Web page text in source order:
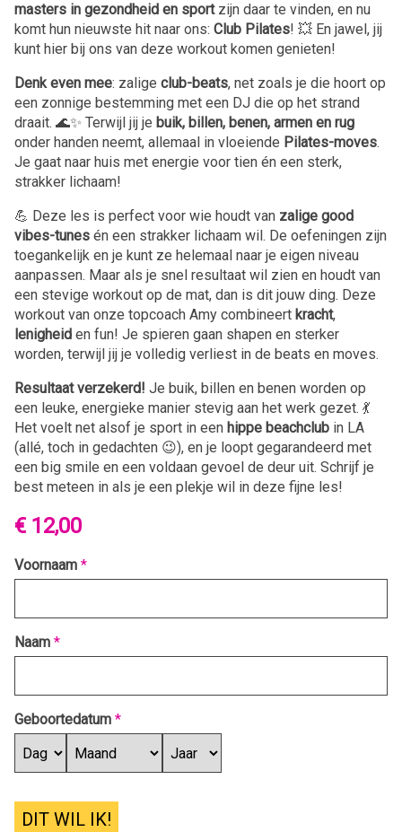
masters in gezondheid en sport zijn daar te vinden, en nu
komt hun nieuwste hit naar ons: Club Pilates! 💥 En jawel, jij
kunt hier bij ons van deze workout komen genieten!
Denk even mee: zalige club-beats, net zoals je die hoort op
een zonnige bestemming met een DJ die op het strand
draait. 🌊✨ Terwijl jij je buik, billen, benen, armen en rug
onder handen neemt, allemaal in vloeiende Pilates-moves.
Je gaat naar huis met energie voor tien én een sterk,
strakker lichaam!
💪 Deze les is perfect voor wie houdt van zalige good
vibes-tunes én een strakker lichaam wil. De oefeningen zijn
toegankelijk en je kunt ze helemaal naar je eigen niveau
aanpassen. Maar als je snel resultaat wil zien en houdt van
een stevige workout op de mat, dan is dit jouw ding. Deze
workout van onze topcoach Amy combineert kracht,
lenigheid en fun! Je spieren gaan shapen en sterker
worden, terwijl jij je volledig verliest in de beats en moves.
Resultaat verzekerd! Je buik, billen en benen worden op
een leuke, energieke manier stevig aan het werk gezet. 💃
Het voelt net alsof je sport in een hippe beachclub in LA
(allé, toch in gedachten 😉), en je loopt gegarandeerd met
een big smile en een voldaan gevoel de deur uit. Schrijf je
best meteen in als je een plekje wil in deze fijne les!
€ 12,00
Voornaam *
Naam *
Geboortedatum *
DIT WIL IK!